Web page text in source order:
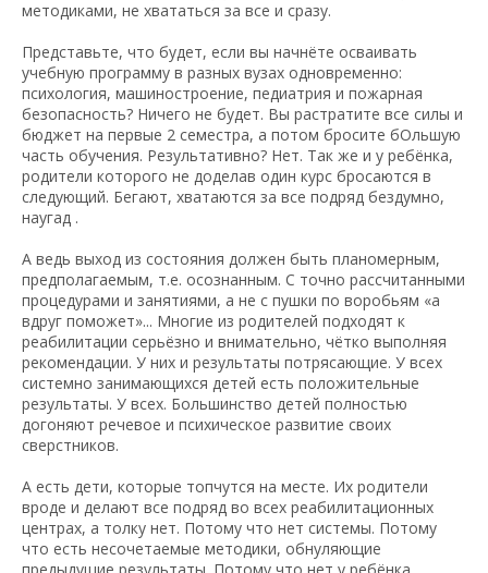
методиками, не хвататься за все и сразу.
Представьте, что будет, если вы начнёте осваивать
учебную программу в разных вузах одновременно:
психология, машиностроение, педиатрия и пожарная
безопасность? Ничего не будет. Вы растратите все силы и
бюджет на первые 2 семестра, а потом бросите бОльшую
часть обучения. Результативно? Нет. Так же и у ребёнка,
родители которого не доделав один курс бросаются в
следующий. Бегают, хватаются за все подряд бездумно,
наугад .
А ведь выход из состояния должен быть планомерным,
предполагаемым, т.е. осознанным. С точно рассчитанными
процедурами и занятиями, а не с пушки по воробьям «а
вдруг поможет»... Многие из родителей подходят к
реабилитации серьёзно и внимательно, чётко выполняя
рекомендации. У них и результаты потрясающие. У всех
системно занимающихся детей есть положительные
результаты. У всех. Большинство детей полностью
догоняют речевое и психическое развитие своих
сверстников.
А есть дети, которые топчутся на месте. Их родители
вроде и делают все подряд во всех реабилитационных
центрах, а толку нет. Потому что нет системы. Потому
что есть несочетаемые методики, обнуляющие